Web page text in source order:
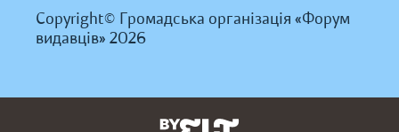
Copyright© Громадська організація «Форум
видавців» 2026